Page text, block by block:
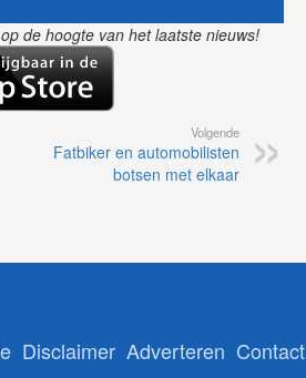
de hoogte van het laatste nieuws!
Volgende
Fatbiker en automobilisten
botsen met elkaar
Disclaimer Adverteren Contact